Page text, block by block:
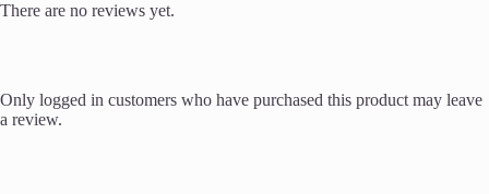
There are no reviews yet.
Only logged in customers who have purchased this product may leave
a review.